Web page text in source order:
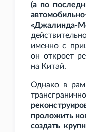
(а по
«Джалинда-
именно с
он откроет
на Китай.
Однако в
проложить
создать